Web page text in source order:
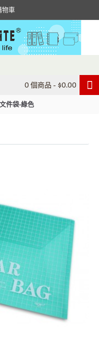
物車
0 個商品 - $0.00
件袋-綠色